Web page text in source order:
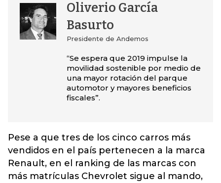
Oliverio García
Basurto
Presidente de Andemos
“Se espera que 2019 impulse la
movilidad sostenible por medio de
una mayor rotación del parque
automotor y mayores beneficios
fiscales”.
Pese a que tres de los cinco carros más
vendidos en el país pertenecen a la marca
Renault, en el ranking de las marcas con
más matrículas Chevrolet sigue al mando,